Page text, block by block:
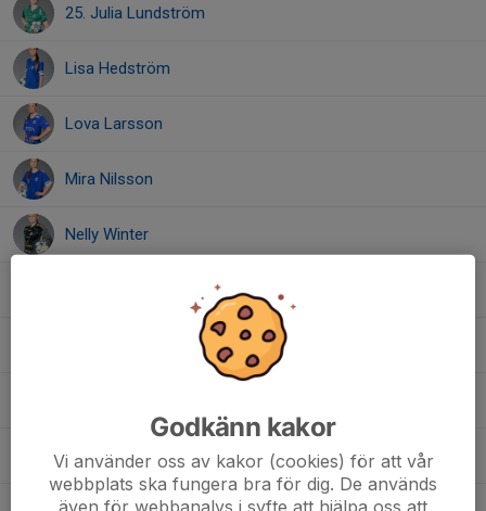
25. Julia Lundström
Lisa Hedström
Lova Larsson
Mira Nilsson
Nelly Winter
Tess Bergström
Godkänn kakor
Vi använder oss av kakor (cookies) för att vår
webbplats ska fungera bra för dig. De används
även för webbanalys i syfte att hjälpa oss att